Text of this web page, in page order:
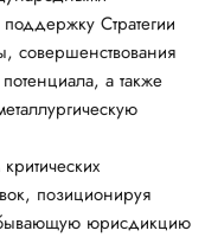
Стратегии
совершенствования
а также
позиционируя
юрисдикцию